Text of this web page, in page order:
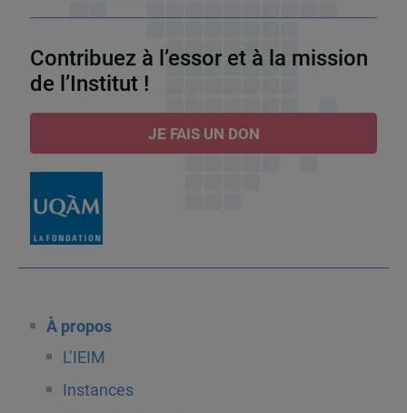
Contribuez à l’essor et à la mission
de l’Institut !
JE FAIS UN DON
À propos
L’IEIM
Instances